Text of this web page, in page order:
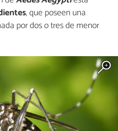
, que poseen una
por dos o tres de menor